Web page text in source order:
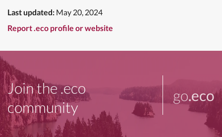
Last updated: May 20, 2024
Report .eco profile or website
Join the .eco
community
go.eco